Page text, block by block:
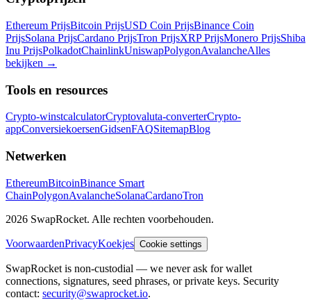
Ethereum PrijsBitcoin PrijsUSD Coin PrijsBinance Coin
PrijsSolana PrijsCardano PrijsTron PrijsXRP PrijsMonero PrijsShiba
Inu PrijsPolkadotChainlinkUniswapPolygonAvalancheAlles
bekijken →
Tools en resources
Crypto-winstcalculatorCryptovaluta-converterCrypto-
appConversiekoersenGidsenFAQSitemapBlog
Netwerken
EthereumBitcoinBinance Smart
ChainPolygonAvalancheSolanaCardanoTron
2026 SwapRocket. Alle rechten voorbehouden.
VoorwaardenPrivacyKoekjes Cookie settings
SwapRocket is non-custodial — we never ask for wallet
connections, signatures, seed phrases, or private keys. Security
contact: security@swaprocket.io.